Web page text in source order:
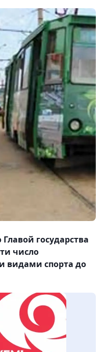
государства
число
видами спорта до